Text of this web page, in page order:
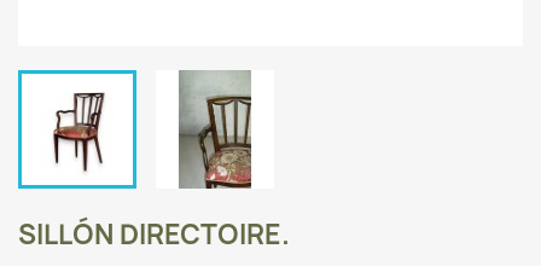
SILLÓN DIRECTOIRE.